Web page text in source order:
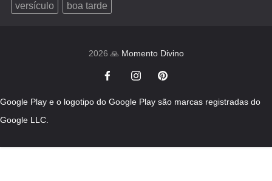
versículo
boa tarde
2026 🙏 Momento Divino
Google Play e o logotipo do Google Play são marcas registradas do
Google LLC.